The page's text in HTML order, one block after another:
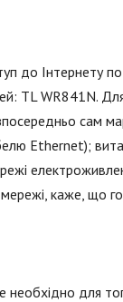
до Інтернету
TL WR841N.
сам
Ethernet);
каже, що
необхідно для